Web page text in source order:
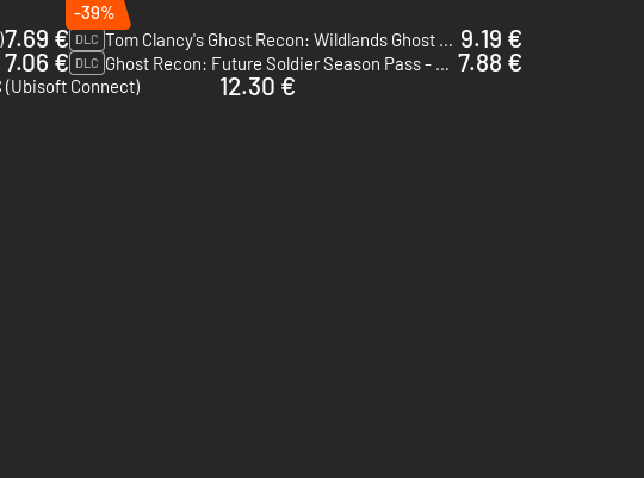
7.69 €
-39%
DLC Tom Clancy's Ghost Recon: Wildlands Ghost War Pass - PC (Ubisoft Connect) 9.19 €
7.06 € DLC Ghost Recon: Future Soldier Season Pass - PC (Ubisoft Connect) 7.88 €
(Ubisoft Connect) 12.30 €